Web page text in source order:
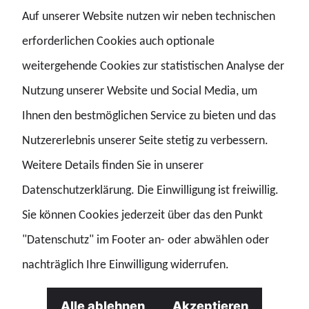
Themen. Die Mitglieder des Beirats kommen aus Politik,
Wissenschaft, Medien, Wirtschaft, Militär und
Zivilgesellschaft. Die Zusammensetzung soll
unterschiedliche Perspektiven der Sicherheitspolitik
zusammenbringen.
Dem neu gewählten Gremium gehören neben dem GdP-
Bundesvorsitzenden unter anderem der
verteidigungspolitische Sprecher der CDU/CSU-Fraktion,
Thomas Erndl, Prof. Dr. Carlo Masala, Professor für
Internationale Politik an der Universität der Bundeswehr
Auf unserer Website nutzen wir neben technischen
erforderlichen Cookies auch optionale
weitergehende Cookies zur statistischen Analyse der
Nutzung unserer Website und Social Media, um
Ihnen den bestmöglichen Service zu bieten und das
Nutzererlebnis unserer Seite stetig zu verbessern.
Weitere Details finden Sie in unserer
Datenschutzerklärung. Die Einwilligung ist freiwillig.
Sie können Cookies jederzeit über das den Punkt
"Datenschutz" im Footer an- oder abwählen oder
nachträglich Ihre Einwilligung widerrufen.
Alle ablehnen Akzeptieren